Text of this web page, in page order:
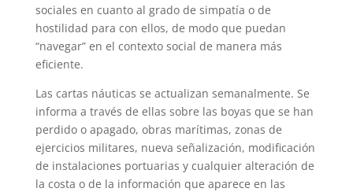
sociales en cuanto al grado de simpatía o de
hostilidad para con ellos, de modo que puedan
“navegar” en el contexto social de manera más
eficiente.
Las cartas náuticas se actualizan semanalmente. Se
informa a través de ellas sobre las boyas que se han
perdido o apagado, obras marítimas, zonas de
ejercicios militares, nueva señalización, modificación
de instalaciones portuarias y cualquier alteración de
la costa o de la información que aparece en las